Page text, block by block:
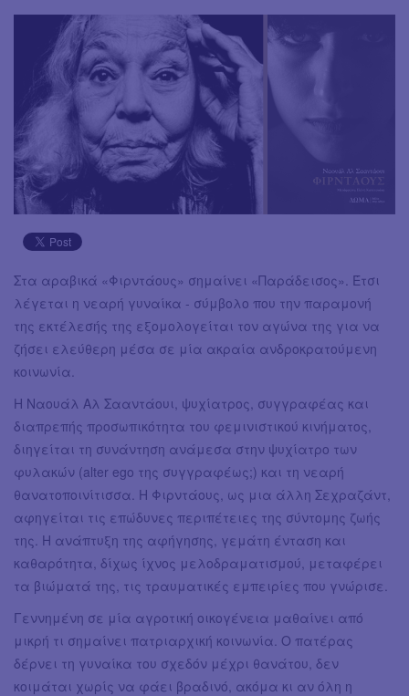
Στα αραβικά «Φιρντάους» σημαίνει «Παράδεισος». Έτσι
λέγεται η νεαρή γυναίκα - σύμβολο που την παραμονή
της εκτέλεσής της εξομολογείται τον αγώνα της για να
ζήσει ελεύθερη μέσα σε μία ακραία ανδροκρατούμενη
κοινωνία.
Η Ναουάλ Αλ Σααντάουι, ψυχίατρος, συγγραφέας και
διαπρεπής προσωπικότητα του φεμινιστικού κινήματος,
διηγείται τη συνάντηση ανάμεσα στην ψυχίατρο των
φυλακών (alter ego της συγγραφέως;) και τη νεαρή
θανατοποινίτισσα. Η Φιρντάους, ως μια άλλη Σεχραζάντ,
αφηγείται τις επώδυνες περιπέτειες της σύντομης ζωής
της. Η ανάπτυξη της αφήγησης, γεμάτη ένταση και
καθαρότητα, δίχως ίχνος μελοδραματισμού, μεταφέρει
τα βιώματά της, τις τραυματικές εμπειρίες που γνώρισε.
Γεννημένη σε μία αγροτική οικογένεια μαθαίνει από
μικρή τι σημαίνει πατριαρχική κοινωνία. Ο πατέρας
δέρνει τη γυναίκα του σχεδόν μέχρι θανάτου, δεν
κοιμάται χωρίς να φάει βραδινό, ακόμα κι αν όλη η